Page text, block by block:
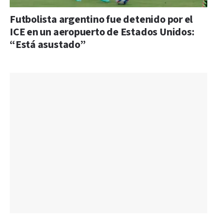
Futbolista argentino fue detenido por el
ICE en un aeropuerto de Estados Unidos:
“Está asustado”